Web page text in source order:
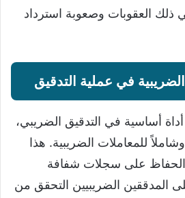
ذلك العقوبات وصعوبة استرداد
الضريبية في عملية التدقيق
أداة أساسية في التدقيق الضريبي،
للمعاملات الضريبية. هذا
على سجلات شفافة
المدققين الضريبيين التحقق من